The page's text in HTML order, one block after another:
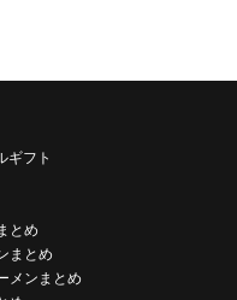
ギフト
とめ
まとめ
メンまとめ